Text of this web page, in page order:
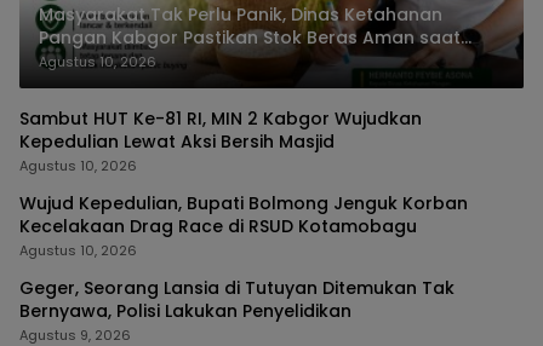
Masyarakat Tak Perlu Panik, Dinas Ketahanan
Pangan Kabgor Pastikan Stok Beras Aman saat
Kemarau
Agustus 10, 2026
Sambut HUT Ke-81 RI, MIN 2 Kabgor Wujudkan
Kepedulian Lewat Aksi Bersih Masjid
Agustus 10, 2026
Wujud Kepedulian, Bupati Bolmong Jenguk Korban
Kecelakaan Drag Race di RSUD Kotamobagu
Agustus 10, 2026
Geger, Seorang Lansia di Tutuyan Ditemukan Tak
Bernyawa, Polisi Lakukan Penyelidikan
Agustus 9, 2026